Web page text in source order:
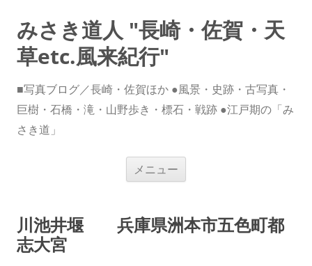
みさき道人 "長崎・佐賀・天
草etc.風来紀行"
■写真ブログ／長崎・佐賀ほか ●風景・史跡・古写真・
巨樹・石橋・滝・山野歩き・標石・戦跡 ●江戸期の「み
さき道」
メニュー
ス
キ
川池井堰 兵庫県洲本市五色町都
志大宮